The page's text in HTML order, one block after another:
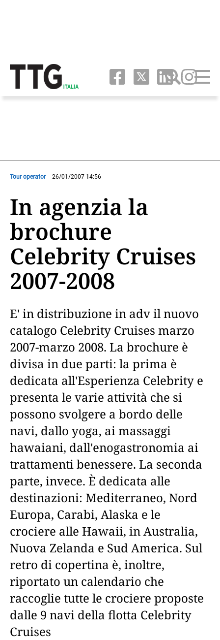
Tour operator 26/01/2007 14:56
In agenzia la
brochure
Celebrity Cruises
2007-2008
E' in distribuzione in adv il nuovo
catalogo Celebrity Cruises marzo
2007-marzo 2008. La brochure è
divisa in due parti: la prima è
dedicata all'Esperienza Celebrity e
presenta le varie attività che si
possono svolgere a bordo delle
navi, dallo yoga, ai massaggi
hawaiani, dall'enogastronomia ai
trattamenti benessere. La seconda
parte, invece. È dedicata alle
destinazioni: Mediterraneo, Nord
Europa, Carabi, Alaska e le
crociere alle Hawaii, in Australia,
Nuova Zelanda e Sud America. Sul
retro di copertina è, inoltre,
riportato un calendario che
raccoglie tutte le crociere proposte
dalle 9 navi della flotta Celebrity
Cruises